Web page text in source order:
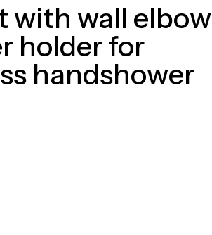
with wall elbow
holder for
handshower